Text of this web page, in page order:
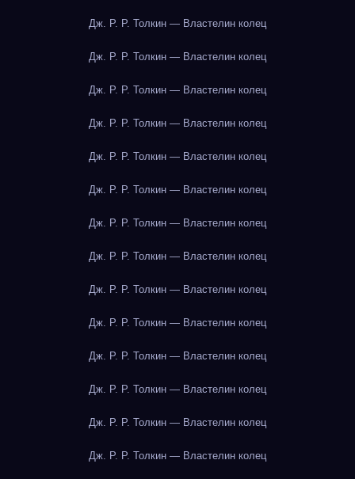
Дж. Р. Р. Толкин — Властелин колец
Дж. Р. Р. Толкин — Властелин колец
Дж. Р. Р. Толкин — Властелин колец
Дж. Р. Р. Толкин — Властелин колец
Дж. Р. Р. Толкин — Властелин колец
Дж. Р. Р. Толкин — Властелин колец
Дж. Р. Р. Толкин — Властелин колец
Дж. Р. Р. Толкин — Властелин колец
Дж. Р. Р. Толкин — Властелин колец
Дж. Р. Р. Толкин — Властелин колец
Дж. Р. Р. Толкин — Властелин колец
Дж. Р. Р. Толкин — Властелин колец
Дж. Р. Р. Толкин — Властелин колец
Дж. Р. Р. Толкин — Властелин колец